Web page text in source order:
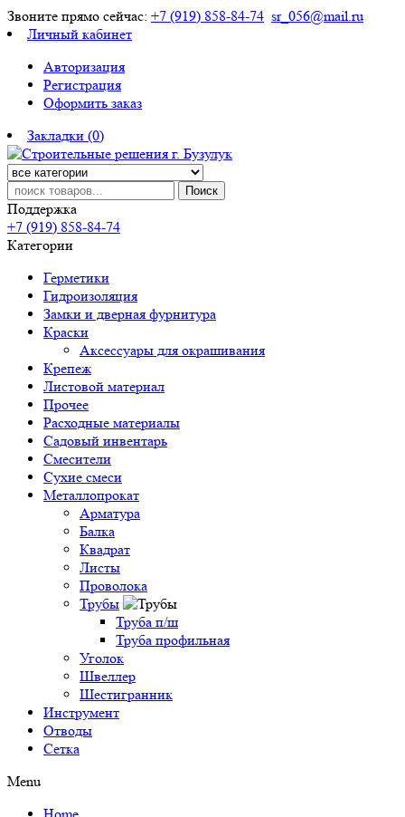
Звоните прямо сейчас: +7 (919) 858-84-74 sr_056@mail.ru
Личный кабинет
Авторизация
Регистрация
Оформить заказ
Закладки (0)
Поиск
Поддержка
+7 (919) 858-84-74
Категории
Герметики
Гидроизоляция
Замки и дверная фурнитура
Краски
Аксессуары для окрашивания
Крепеж
Листовой материал
Прочее
Расходные материалы
Садовый инвентарь
Смесители
Сухие смеси
Металлопрокат
Арматура
Балка
Квадрат
Листы
Проволока
Трубы
Труба п/ш
Труба профильная
Уголок
Швеллер
Шестигранник
Инструмент
Отводы
Сетка
Menu